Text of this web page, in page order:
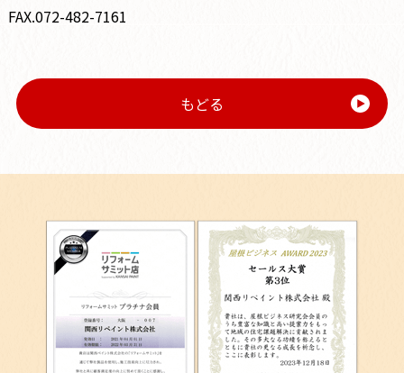
FAX.072-482-7161
もどる